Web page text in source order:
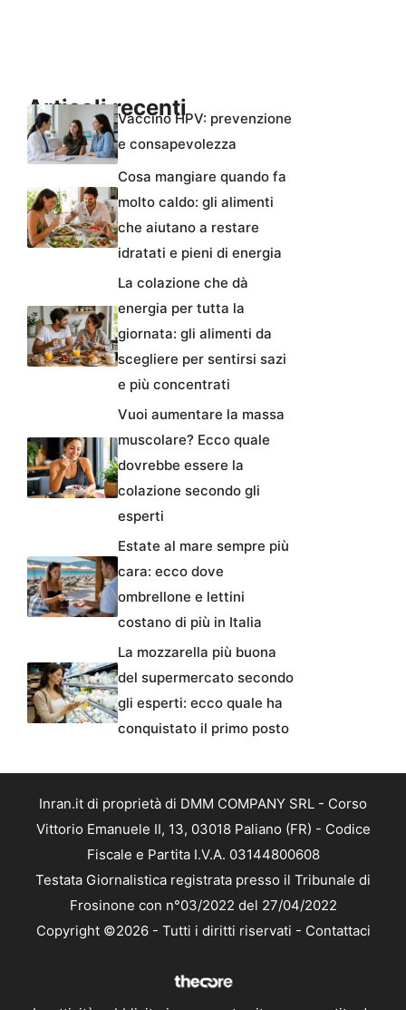
Articoli recentiVaccino HPV: prevenzione
e consapevolezza
Cosa mangiare quando fa
molto caldo: gli alimenti
che aiutano a restare
idratati e pieni di energia
La colazione che dà
energia per tutta la
giornata: gli alimenti da
scegliere per sentirsi sazi
e più concentrati
Vuoi aumentare la massa
muscolare? Ecco quale
dovrebbe essere la
colazione secondo gli
esperti
Estate al mare sempre più
cara: ecco dove
ombrellone e lettini
costano di più in Italia
La mozzarella più buona
del supermercato secondo
gli esperti: ecco quale ha
conquistato il primo posto
Inran.it di proprietà di DMM COMPANY SRL - Corso
Vittorio Emanuele II, 13, 03018 Paliano (FR) - Codice
Fiscale e Partita I.V.A. 03144800608
Testata Giornalistica registrata presso il Tribunale di
Frosinone con n°03/2022 del 27/04/2022
Copyright ©2026 - Tutti i diritti riservati - Contattaci